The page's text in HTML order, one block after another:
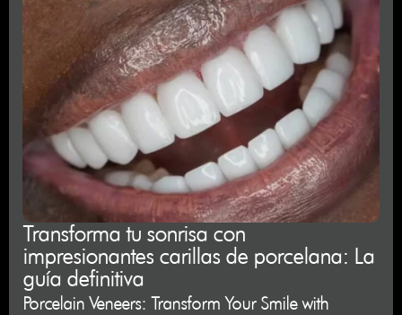
Transforma tu sonrisa con
impresionantes carillas de porcelana: La
guía definitiva
Porcelain Veneers: Transform Your Smile with